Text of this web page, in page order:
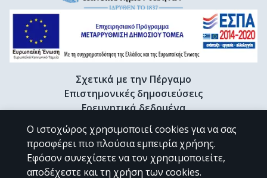
Σχετικά με την Πέργαμο
Επιστημονικές δημοσιεύσεις
Ερευνητικά δεδομένα
Διδακτορικές διατριβές & Γκρίζα βιβλιογραφία
Προφίλ Ερευνητή
Ο ιστοχώρος χρησιμοποιεί cookies για να σας
προσφέρει πιο πλούσια εμπειρία χρήσης.
Εφόσον συνεχίσετε να τον χρησιμοποιείτε,
αποδέχεστε και τη χρήση των cookies.